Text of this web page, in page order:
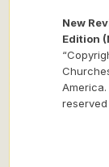
New
Edition
reserved